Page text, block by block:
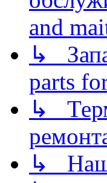
and
↳
parts
↳
↳